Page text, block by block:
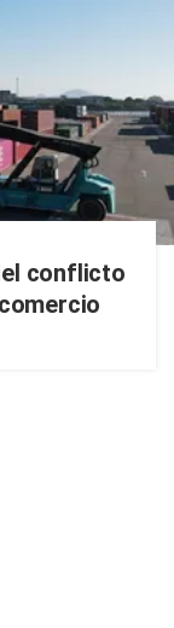
conflicto